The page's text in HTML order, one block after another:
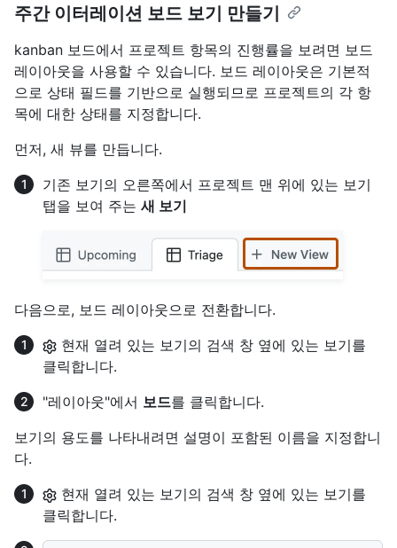
주간 이터레이션 보드 보기 만들기
kanban 보드에서 프로젝트 항목의 진행률을 보려면 보드
레이아웃을 사용할 수 있습니다. 보드 레이아웃은 기본적
으로 상태 필드를 기반으로 실행되므로 프로젝트의 각 항
목에 대한 상태를 지정합니다.
먼저, 새 뷰를 만듭니다.
기존 보기의 오른쪽에서 프로젝트 맨 위에 있는 보기
탭을 보여 주는 새 보기
다음으로, 보드 레이아웃으로 전환합니다.
현재 열려 있는 보기의 검색 창 옆에 있는 보기를
클릭합니다.
"레이아웃"에서 보드를 클릭합니다.
보기의 용도를 나타내려면 설명이 포함된 이름을 지정합니
다.
현재 열려 있는 보기의 검색 창 옆에 있는 보기를
클릭합니다.